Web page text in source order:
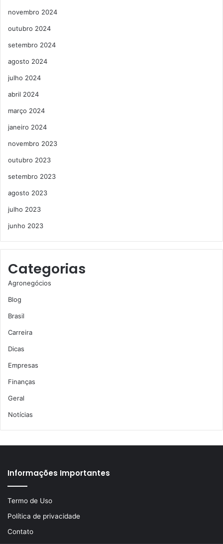
novembro 2024
outubro 2024
setembro 2024
agosto 2024
julho 2024
abril 2024
março 2024
janeiro 2024
novembro 2023
outubro 2023
setembro 2023
agosto 2023
julho 2023
junho 2023
Categorias
Agronegócios
Blog
Brasil
Carreira
Dicas
Empresas
Finanças
Geral
Notícias
Informações Importantes
Termo de Uso
Política de privacidade
Contato